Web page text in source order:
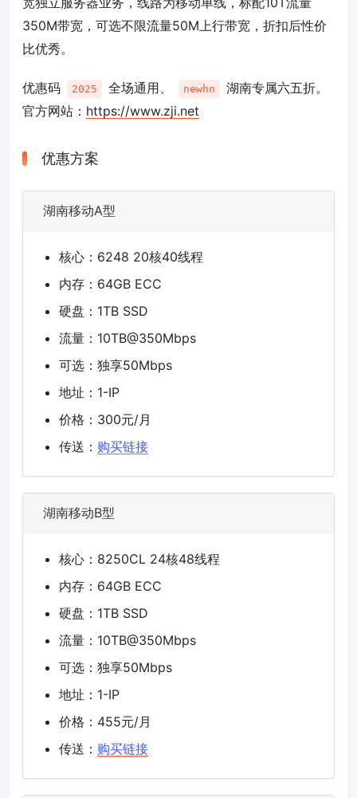
350M带宽，可选不限流量50M上行带宽，折扣后性价
比优秀。
优惠码 2025 全场通用、 newhn
湖南专属六五折。
官方网站： https://www.zji.net
优惠方案
湖南移动A型
核心：6248 20核40线程
内存：64GB ECC
硬盘：1TB SSD
流量：10TB@350Mbps
可选：独享50Mbps
地址：1-IP
价格：300元/月
传送： 购买链接
湖南移动B型
核心：8250CL 24核48线程
内存：64GB ECC
硬盘：1TB SSD
流量：10TB@350Mbps
可选：独享50Mbps
地址：1-IP
价格：455元/月
传送： 购买链接